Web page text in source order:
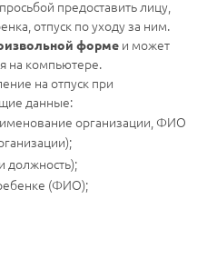
предоставить лицу,
отпуск по уходу за ним.
форме и может
на компьютере.
на отпуск при
данные:
организации, ФИО
должность);
(ФИО);